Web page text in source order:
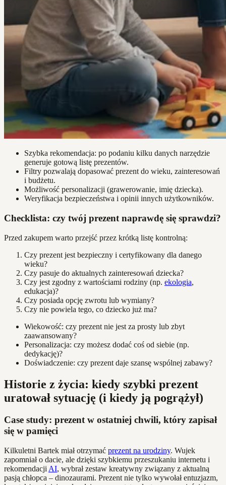
Szybka rekomendacja: po podaniu kilku danych narzędzie
generuje gotową listę prezentów.
Filtry pozwalają dopasować prezent do wieku, zainteresowań
i budżetu.
Możliwość personalizacji (grawerowanie, imię dziecka).
Weryfikacja bezpieczeństwa i opinii innych użytkowników.
Checklista: czy twój prezent naprawdę się sprawdzi?
Przed zakupem warto przejść przez krótką listę kontrolną:
Czy prezent jest bezpieczny i certyfikowany dla danego
wieku?
Czy pasuje do aktualnych zainteresowań dziecka?
Czy jest zgodny z wartościami rodziny (np. ekologia,
edukacja)?
Czy posiada opcję zwrotu lub wymiany?
Czy nie powiela tego, co dziecko już ma?
Wiekowość: czy prezent nie jest za prosty lub zbyt
zaawansowany?
Personalizacja: czy możesz dodać coś od siebie (np.
dedykację)?
Doświadczenie: czy prezent daje szansę wspólnej zabawy?
Historie z życia: kiedy szybki prezent
uratował sytuację (i kiedy ją pogrążył)
Case study: prezent w ostatniej chwili, który zapisał
się w pamięci
Kilkuletni Bartek miał otrzymać prezent na urodziny. Wujek
zapomniał o dacie, ale dzięki szybkiemu przeszukaniu internetu i
rekomendacji AI, wybrał zestaw kreatywny związany z aktualną
pasją chłopca – dinozaurami. Prezent nie tylko wywołał entuzjazm,